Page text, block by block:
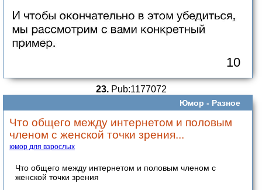
10
23.Pub:1177072
Юмор - Разное
Что общего между интернетом и половым
членом с женской точки зрения...
юмор для взрослых
Что общего между интернетом и половым членом с
женской точки зрения